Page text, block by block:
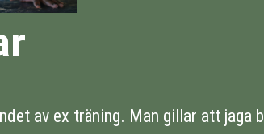
av ex träning. Man gillar att jaga